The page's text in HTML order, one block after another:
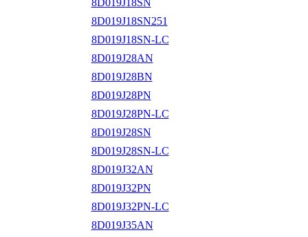
8D019J18SN251
8D019J18SN-LC
8D019J28AN
8D019J28BN
8D019J28PN
8D019J28PN-LC
8D019J28SN
8D019J28SN-LC
8D019J32AN
8D019J32PN
8D019J32PN-LC
8D019J35AN